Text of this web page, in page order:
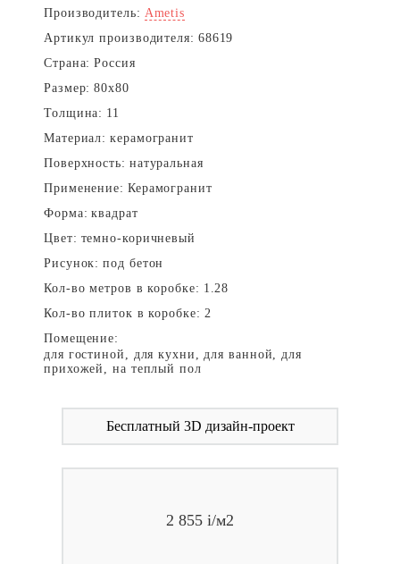
Производитель: Ametis
Артикул производителя: 68619
Страна: Россия
Размер: 80x80
Толщина: 11
Материал: керамогранит
Поверхность: натуральная
Применение: Керамогранит
Форма: квадрат
Цвет: темно-коричневый
Рисунок: под бетон
Кол-во метров в коробке: 1.28
Кол-во плиток в коробке: 2
Помещение:
для гостиной, для кухни, для ванной, для
прихожей, на теплый пол
Бесплатный 3D дизайн-проект
2 855 i/м2